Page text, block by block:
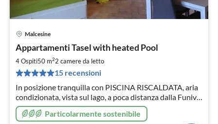
Malcesine
Appartamenti Tasel with heated Pool
4 Ospiti50 m22 camere da letto
15 recensioni
In posizione tranquilla con PISCINA RISCALDATA, aria
condizionata, vista sul lago, a poca distanza dalla Funivia
Monte Baldo ideale per escursioni a piedi e in bicicletta
Particolarmente sostenibile